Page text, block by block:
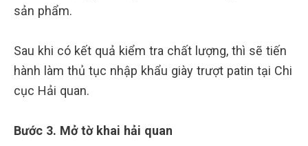
sản phẩm.
Sau khi có kết quả kiểm tra chất lượng, thì sẽ tiến
hành làm thủ tục nhập khẩu giày trượt patin tại Chi
cục Hải quan.
Bước 3. Mở tờ khai hải quan